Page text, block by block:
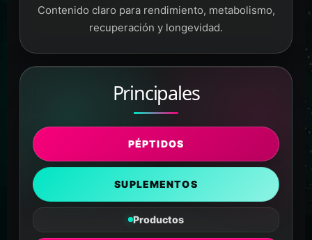
Contenido claro para rendimiento, metabolismo,
recuperación y longevidad.
Principales
PÉPTIDOS
SUPLEMENTOS
Productos